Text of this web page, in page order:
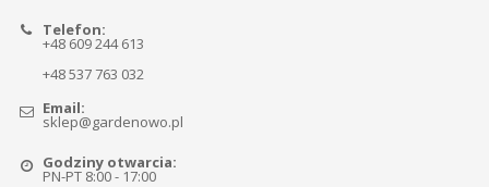
Telefon:
+48 609 244 613
+48 537 763 032
Email:
sklep@gardenowo.pl
Godziny otwarcia:
PN-PT 8:00 - 17:00